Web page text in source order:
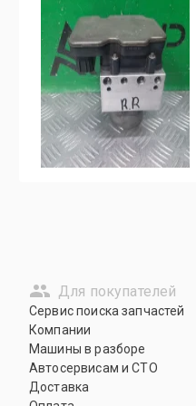
Для покупателей
Сервис поиска запчастей
Компании
Машины в разборе
Автосервисам и СТО
Доставка